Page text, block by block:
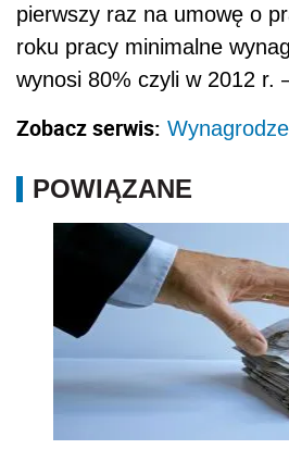
pierwszy raz na umowę o
roku pracy minimalne
wynosi 80% czyli w 2012 r.
Zobacz serwis:
POWIĄZANE